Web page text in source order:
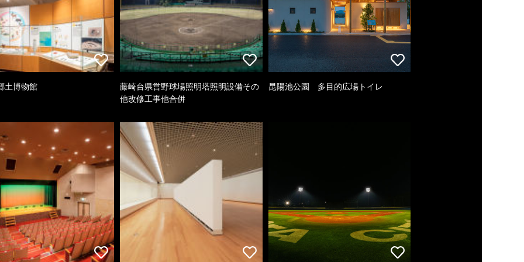
土博物館
藤崎台県営野球場照明塔照明設備その
他改修工事他合併
昆陽池公園 多目的広場トイレ